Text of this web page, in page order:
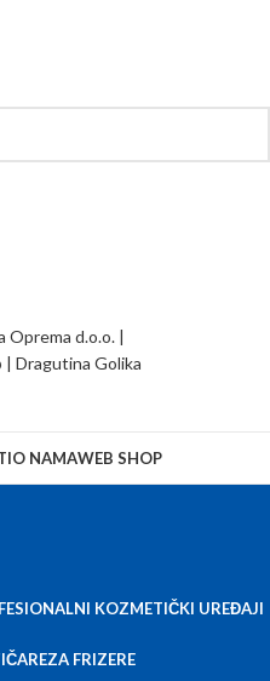
O NAMAWEB SHOP
KOZMETIČKI UREĐAJI
ZA FRIZERE